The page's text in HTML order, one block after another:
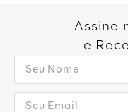
Assine
e